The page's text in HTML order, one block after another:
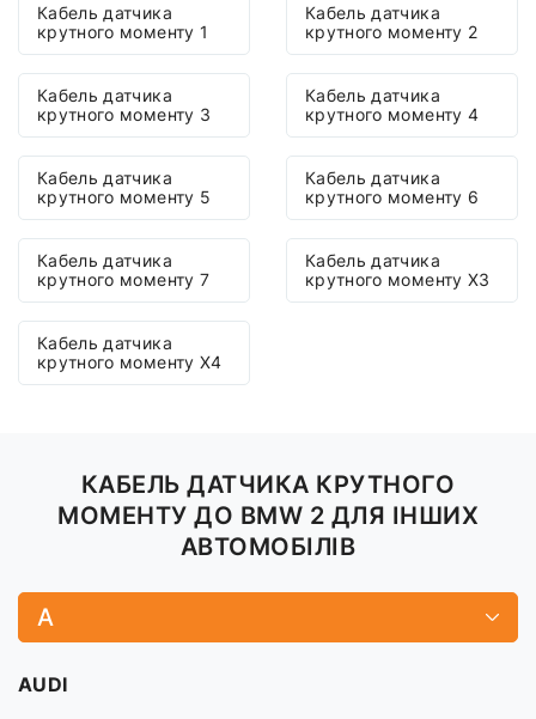
Кабель датчика
крутного моменту 1
Кабель датчика
крутного моменту 2
Кабель датчика
крутного моменту 3
Кабель датчика
крутного моменту 4
Кабель датчика
крутного моменту 5
Кабель датчика
крутного моменту 6
Кабель датчика
крутного моменту 7
Кабель датчика
крутного моменту X3
Кабель датчика
крутного моменту X4
КАБЕЛЬ ДАТЧИКА КРУТНОГО
МОМЕНТУ ДО BMW 2 ДЛЯ ІНШИХ
АВТОМОБІЛІВ
A
AUDI